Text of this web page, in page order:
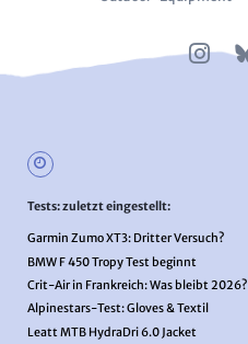
Tests: zuletzt eingestellt:
Garmin Zumo XT3: Dritter Versuch?
BMW F 450 Tropy Test beginnt
Crit-Air in Frankreich: Was bleibt 2026?
Alpinestars-Test: Gloves & Textil
Leatt MTB HydraDri 6.0 Jacket